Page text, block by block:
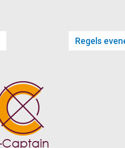
Regels